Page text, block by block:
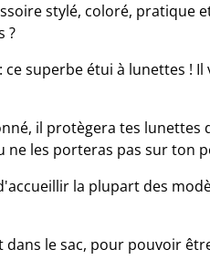
stylé, coloré, pratique
?
ce superbe étui à lunettes !
il protègera tes lunettes
ne les porteras pas sur ton
la plupart des
dans le sac, pour pouvoir